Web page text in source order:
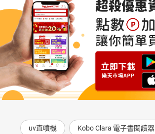
uv直噴機 Kobo Clara 電子書閱讀器